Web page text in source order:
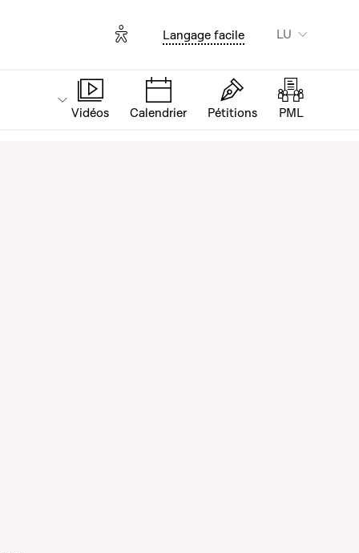
Options d'accessibilité
Langage facile LU
Vidéos Calendrier Pétitions PML